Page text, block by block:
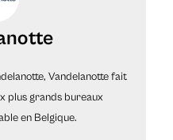
Vandelanotte fait
plus grands bureaux
en Belgique.